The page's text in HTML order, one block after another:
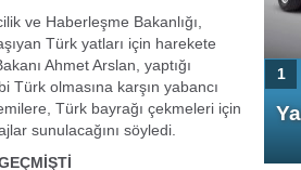
ve Haberleşme Bakanlığı,
Türk yatları için harekete
Ahmet Arslan, yaptığı
Türk olmasına karşın yabancı
Türk bayrağı çekmeleri için
sunulacağını söyledi.
AMG GT Coupe
satışa çıktı
1